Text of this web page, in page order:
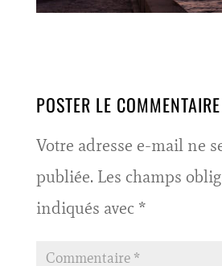
POSTER LE COMMENTAIRE
Votre adresse e-mail ne
publiée. Les champs
indiqués avec *